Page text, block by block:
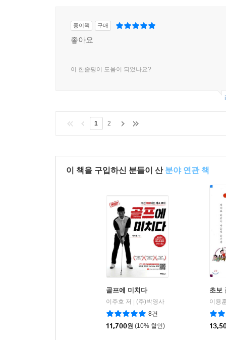
종이책 구매
좋아요
이 한줄평이 도움이 되었나요?
1 2
이 책을 구입하신 분들이 산 분야 연관 책
골프에 미치다
이주호 저
(주)박영사
8건
11,700원 (10% 할인)
초보
이용